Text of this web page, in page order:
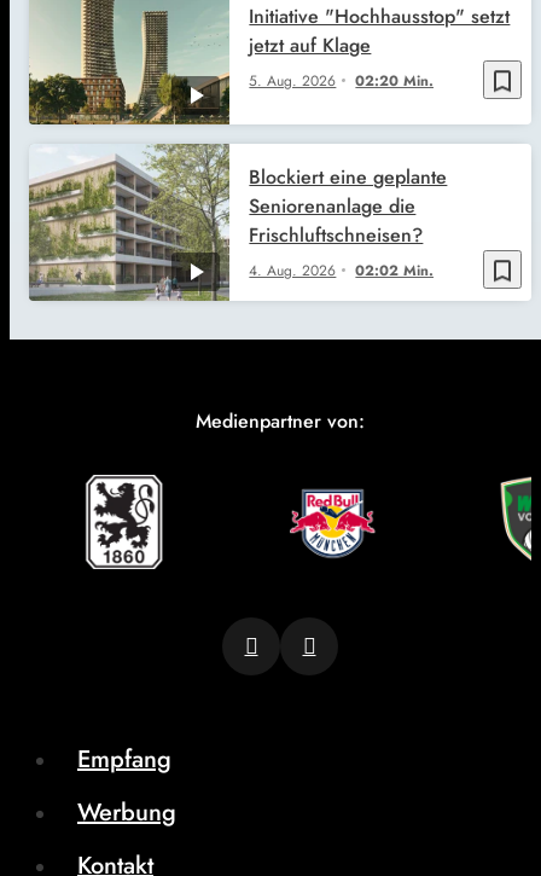
bookmark_border
5. Aug. 2026 02:20 Min.
Initiative "Hochhausstop" setzt
jetzt auf Klage
bookmark_border
4. Aug. 2026 02:02 Min.
Blockiert eine geplante
Seniorenanlage die
Frischluftschneisen?
Medienpartner von:
Empfang
Werbung
Kontakt